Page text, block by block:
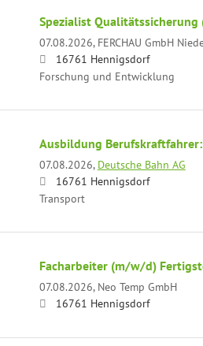
Spezialist
07.08.2026, FERCHAU GmbH
16761 Hennigsdorf
Forschung und Entwicklung
Ausbildung
07.08.2026, Deutsche Bahn AG
16761 Hennigsdorf
Transport
Facharbeiter (m/w/d)
07.08.2026, Neo Temp GmbH
16761 Hennigsdorf